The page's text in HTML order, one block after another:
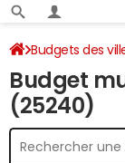
Budgets des
Budget
(25240)